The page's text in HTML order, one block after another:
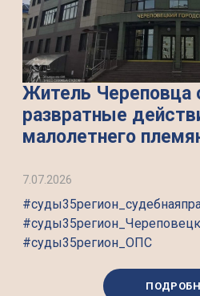
Житель Череповца
развратные
малолетнего
7.07.2026
#суды35регион_ОПС